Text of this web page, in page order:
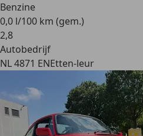
Benzine
0,0 l/100 km (gem.)
2,8
Autobedrijf
NL 4871 ENEtten-leur